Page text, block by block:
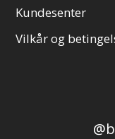
Kundesenter
Vilkår og